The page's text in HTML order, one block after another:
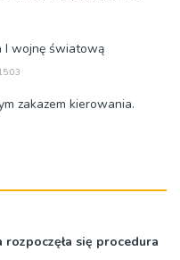
I wojnę światową
zakazem kierowania.
się procedura